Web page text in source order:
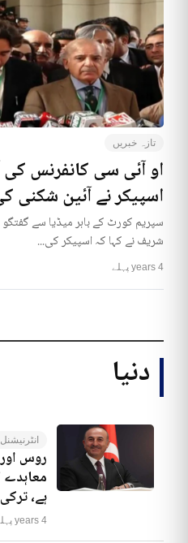
تازہ خبریں
او آئی سی کانفرنس کی
اسپیکر نے آئین شکنی
سپریم کورٹ کے باہر میڈیا سے گفتگو
شریف نے کہا کہ اسپیکر کی...
4 years پہلے
دنیا
انٹرنیشنل
روس
ہے، ترکی
4 years پہلے